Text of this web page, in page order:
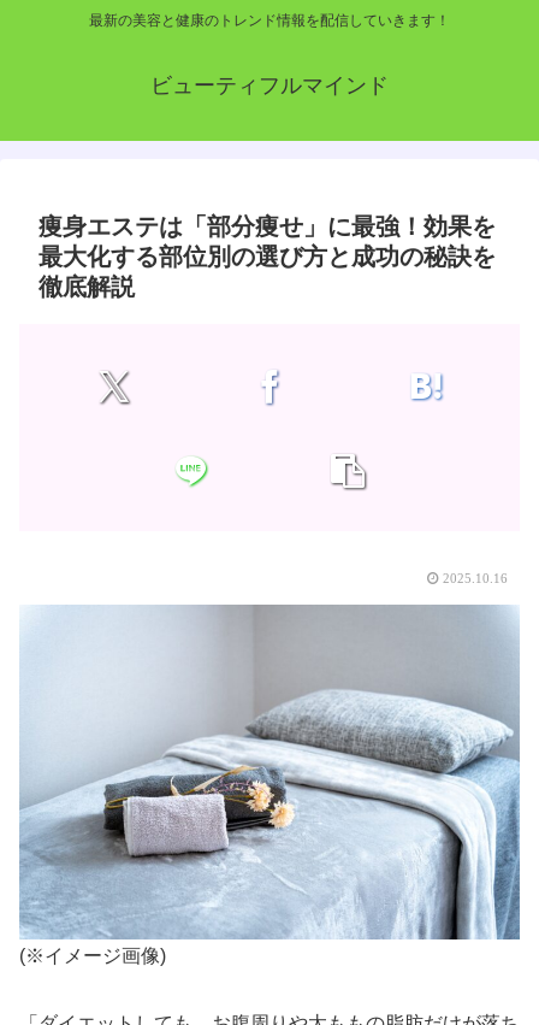
最新の美容と健康のトレンド情報を配信していきます！
ビューティフルマインド
痩身エステは「部分痩せ」に最強！効果を
最大化する部位別の選び方と成功の秘訣を
徹底解説
2025.10.16
(※イメージ画像)